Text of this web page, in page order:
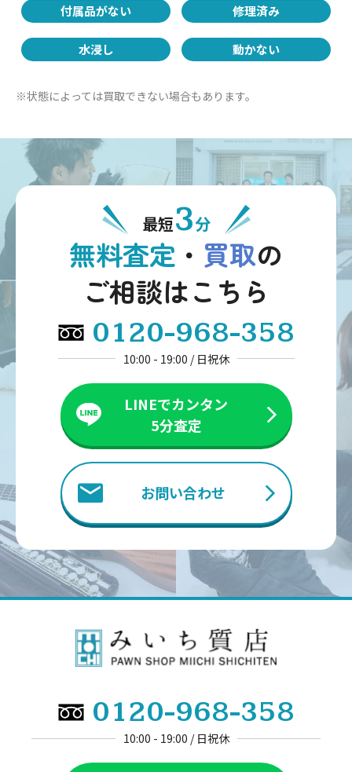
Point.03
モデルの新しさ・アンティーク
め、比較的買取価格は高くなる傾向があります。一方で、
Point.04
希少価値
モデルによっては市場で流通している数が少ないものがあ
ります。限定モデルや年代の古い時計など、市場での動向
を踏まえて時計の価値を査定させていただきます。
Point.05
使用感
文字盤のキズや焼け具合、擦れやベルトの劣化など使用感
の目立つ状態だと査定価格は低く抑えられてしまいがちで
す。慎重に扱っておいて下さい。
Point.06
時計の動作状況
動作確認ができるかどうかは重要です。ただ、人気ブラン
ドの時計であれば動かない状態であっても買取の対象にな
りますので、ぜひお持ち下さい。
付属品がない 修理済み
水浸し 動かない
※状態によっては買取できない場合もあります。
最短3分
無料査定 ・ 買取の
ご相談はこちら
0120-968-358
10:00 - 19:00 / 日祝休
LINEでカンタン
5分査定
お問い合わせ
0120-968-358
10:00 - 19:00 / 日祝休